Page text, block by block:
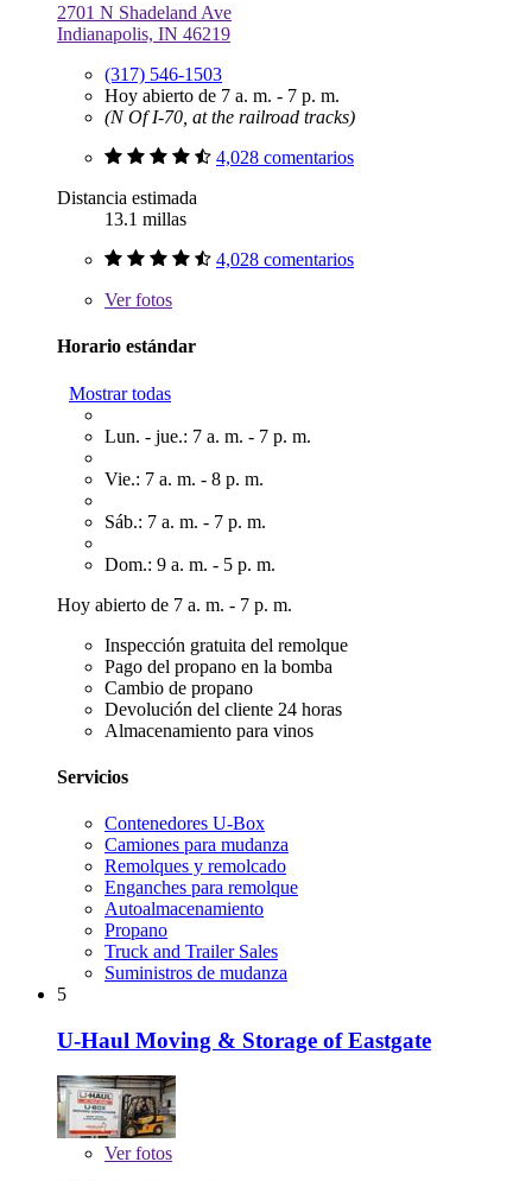
2701 N Shadeland Ave
Indianapolis, IN 46219
(317) 546-1503
Hoy abierto de 7 a. m. - 7 p. m.
(N Of I-70, at the railroad tracks)
4,028 comentarios
Distancia estimada
13.1 millas
4,028 comentarios
Verfotos
Horario estándar
Mostrar todas
Lun. - jue.: 7 a. m. - 7 p. m.
Vie.: 7 a. m. - 8 p. m.
Sáb.: 7 a. m. - 7 p. m.
Dom.: 9 a. m. - 5 p. m.
Hoy abierto de 7 a. m. - 7 p. m.
Inspección gratuita del remolque
Pago del propano en la bomba
Cambio de propano
Devolución del cliente 24 horas
Almacenamiento para vinos
Servicios
Contenedores U-Box
Camiones para mudanza
Remolques y remolcado
Enganches para remolque
Autoalmacenamiento
Propano
Truck and Trailer Sales
Suministros de mudanza
5
U-Haul Moving & Storage of Eastgate
Verfotos